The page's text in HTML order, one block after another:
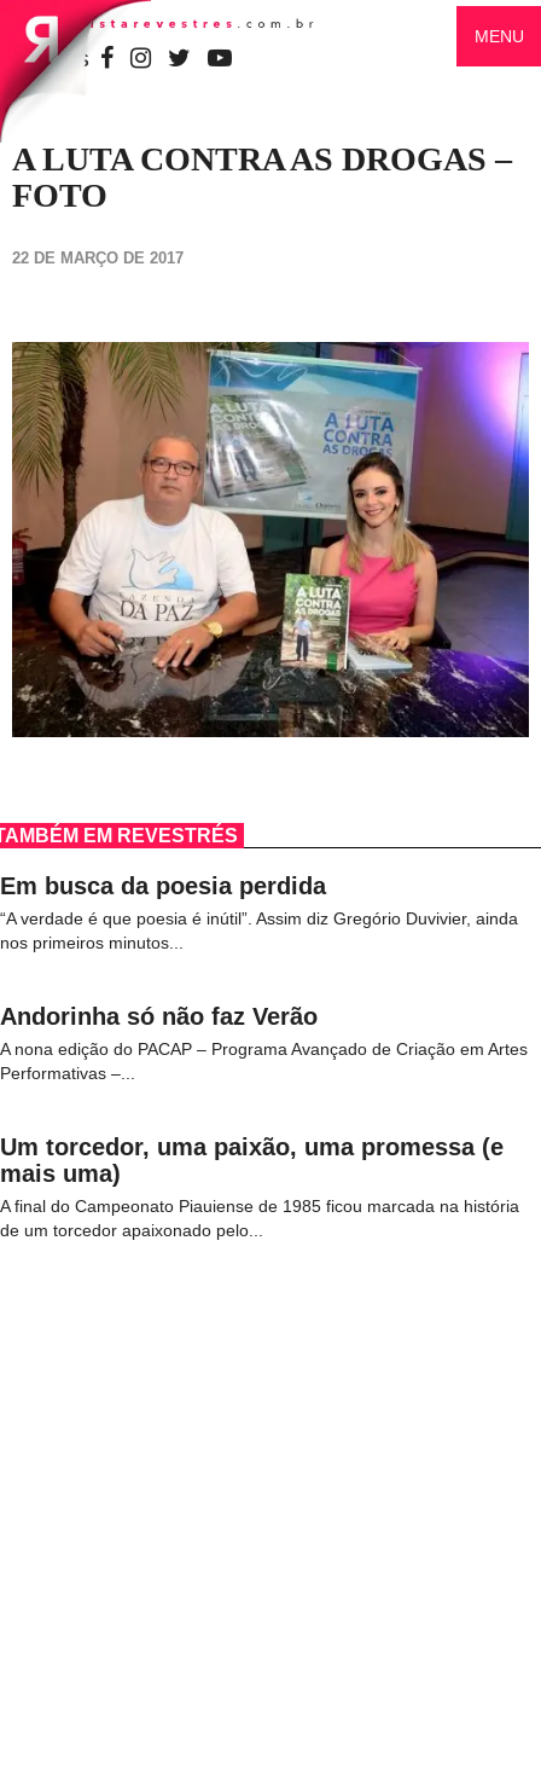
SIGA-NOS
MENU
A LUTA CONTRA AS DROGAS –
FOTO
22 DE MARÇO DE 2017
EM REVESTRÉS
Em busca da poesia perdida
“A verdade é que poesia é inútil”. Assim diz Gregório Duvivier, ainda
nos primeiros minutos...
Andorinha só não faz Verão
A nona edição do PACAP – Programa Avançado de Criação em Artes
Performativas –...
Um torcedor, uma paixão, uma promessa (e
mais uma)
A final do Campeonato Piauiense de 1985 ficou marcada na história
de um torcedor apaixonado pelo...